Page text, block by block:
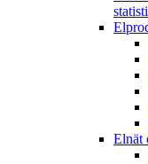
Elnät